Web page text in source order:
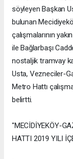
söyleyen Başkan
bulunan
çalışmalarının
ile Bağlarbaşı
nostaljik tramvay
Usta, Vezneciler-
Metro Hattı
belirtti.
"MECİDİYEKÖY-
HATTI 2019 YILI